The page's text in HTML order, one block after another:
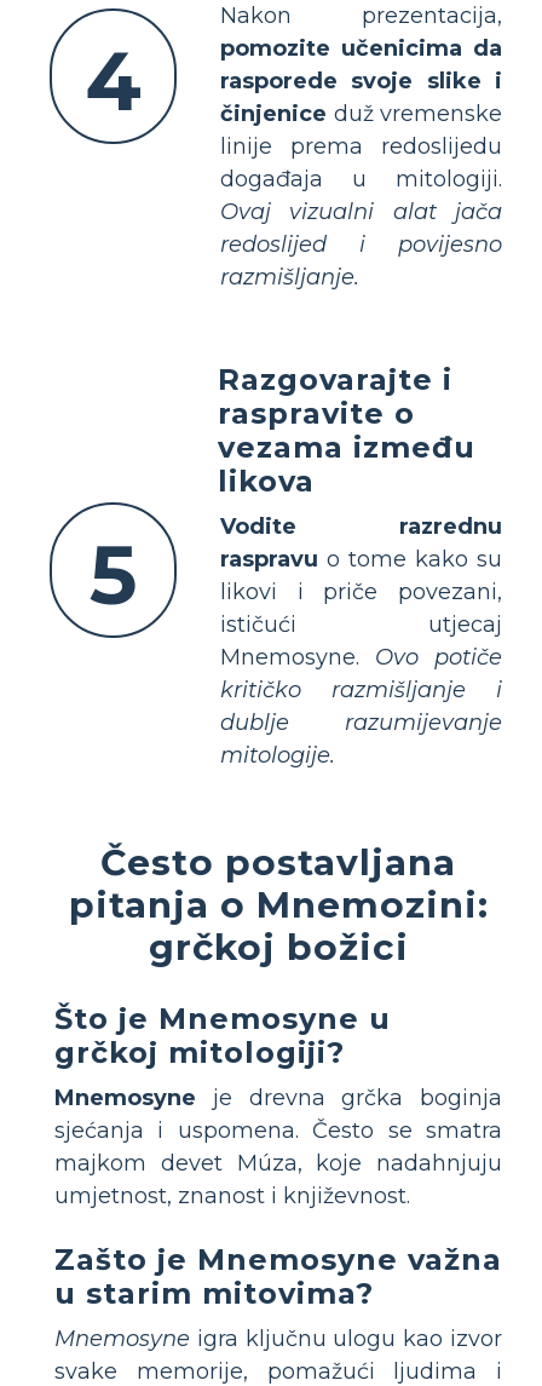
4
Nakon prezentacija,
pomozite učenicima da
rasporede svoje slike i
činjenice duž vremenske
linije prema redoslijedu
događaja u mitologiji.
Ovaj vizualni alat jača
redoslijed i povijesno
razmišljanje.
5
Razgovarajte i
raspravite o
vezama između
likova
Vodite razrednu
raspravu o tome kako su
likovi i priče povezani,
ističući utjecaj
Mnemosyne. Ovo potiče
kritičko razmišljanje i
dublje razumijevanje
mitologije.
Često postavljana
pitanja o Mnemozini:
grčkoj božici
Što je Mnemosyne u
grčkoj mitologiji?
Mnemosyne je drevna grčka boginja
sjećanja i uspomena. Često se smatra
majkom devet Múza, koje nadahnjuju
umjetnost, znanost i književnost.
Zašto je Mnemosyne važna
u starim mitovima?
Mnemosyne igra ključnu ulogu kao izvor
svake memorije, pomažući ljudima i